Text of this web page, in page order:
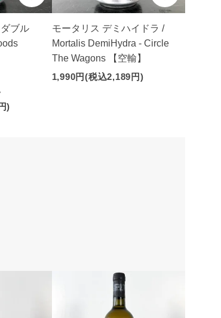
ブル
)
モータリス デミハイドラ /
Mortalis DemiHydra - Circle
The Wagons 【空輸】
1,990円(税込2,189円)